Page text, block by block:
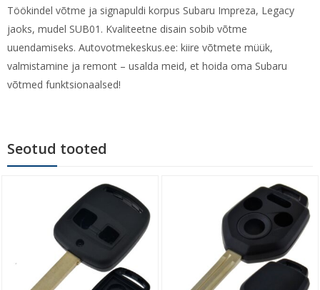
Töökindel võtme ja signapuldi korpus Subaru Impreza, Legacy
jaoks, mudel SUB01. Kvaliteetne disain sobib võtme
uuendamiseks. Autovotmekeskus.ee: kiire võtmete müük,
valmistamine ja remont – usalda meid, et hoida oma Subaru
võtmed funktsionaalsed!
Seotud tooted